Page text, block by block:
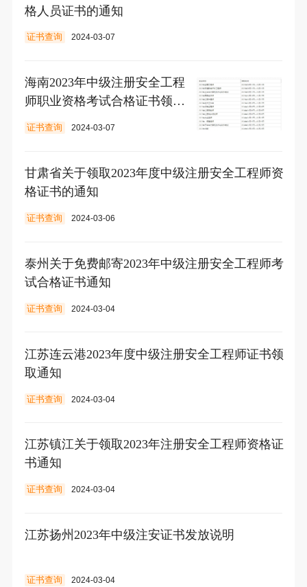
格人员证书的通知
证书查询 2024-03-07
海南2023年中级注册安全工程
师职业资格考试合格证书领取
通知
证书查询 2024-03-07
甘肃省关于领取2023年度中级注册安全工程师资
格证书的通知
证书查询 2024-03-06
泰州关于免费邮寄2023年中级注册安全工程师考
试合格证书通知
证书查询 2024-03-04
江苏连云港2023年度中级注册安全工程师证书领
取通知
证书查询 2024-03-04
江苏镇江关于领取2023年注册安全工程师资格证
书通知
证书查询 2024-03-04
江苏扬州2023年中级注安证书发放说明
证书查询 2024-03-04